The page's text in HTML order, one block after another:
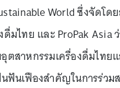
World ซึ่งจัดโด
มไทย และ ProPak Asia
ตสาหกรรมเครื่องดื่มไทย
ฟันเฟืองสำคัญในการร่วม